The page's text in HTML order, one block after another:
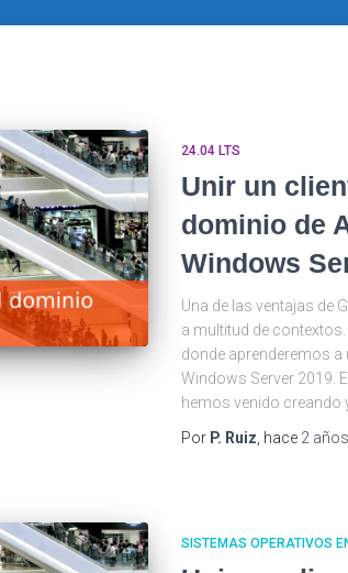
24.04 LTS
Unir un
dominio de
Windows
Una de las ventajas de
a multitud de contextos.
donde aprenderemos
Windows Server 2019.
hemos venido creando
Por P. Ruiz , hace 2 años
SISTEMAS OPERATIVOS